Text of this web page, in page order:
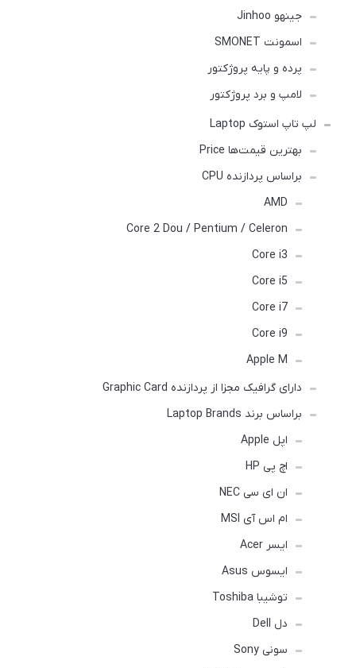
جینهو Jinhoo
اسمونت SMONET
پرده و پایه پروژکتور
لامپ و برد پروژکتور
لپ تاپ استوک Laptop
بهترین قیمت‌ها Price
براساس پردازنده CPU
AMD
Core 2 Dou / Pentium / Celeron
Core i3
Core i5
Core i7
Core i9
Apple M
دارای گرافیک مجزا از پردازنده Graphic Card
براساس برند Laptop Brands
اپل Apple
اچ پی HP
ان ای سی NEC
ام اس آی MSI
ایسر Acer
ایسوس Asus
توشیبا Toshiba
دل Dell
سونی Sony